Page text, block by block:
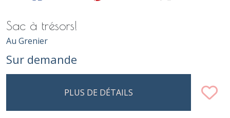
Sac à trésors!
Au Grenier
Sur demande
PLUS DE DÉTAILS